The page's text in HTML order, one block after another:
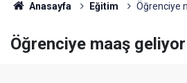
Anasayfa Eğitim Öğrenciye
Öğrenciye maaş geliyor